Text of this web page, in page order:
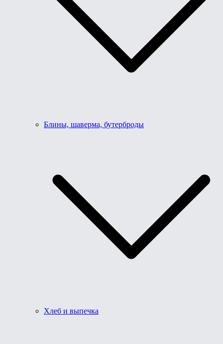
Блины, шаверма, бутерброды
Хлеб и выпечка